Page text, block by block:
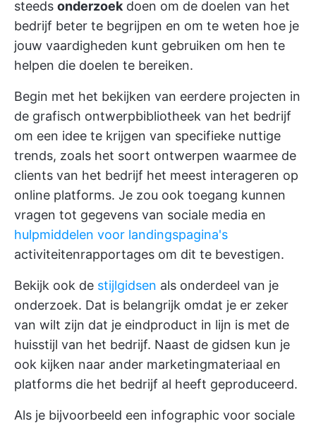
steeds onderzoek doen om de doelen van het
bedrijf beter te begrijpen en om te weten hoe je
jouw vaardigheden kunt gebruiken om hen te
helpen die doelen te bereiken.
Begin met het bekijken van eerdere projecten in
de grafisch ontwerpbibliotheek van het bedrijf
om een idee te krijgen van specifieke nuttige
trends, zoals het soort ontwerpen waarmee de
clients van het bedrijf het meest interageren op
online platforms. Je zou ook toegang kunnen
vragen tot gegevens van sociale media en
hulpmiddelen voor landingspagina's
activiteitenrapportages om dit te bevestigen.
Bekijk ook de stijlgidsen als onderdeel van je
onderzoek. Dat is belangrijk omdat je er zeker
van wilt zijn dat je eindproduct in lijn is met de
huisstijl van het bedrijf. Naast de gidsen kun je
ook kijken naar ander marketingmateriaal en
platforms die het bedrijf al heeft geproduceerd.
Als je bijvoorbeeld een infographic voor sociale